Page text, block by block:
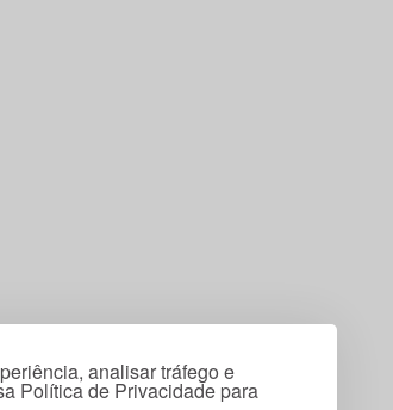
analisar tráfego e
Política de Privacidade para